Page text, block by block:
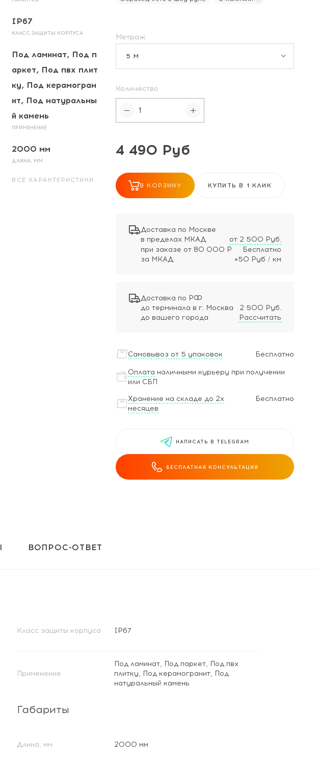
IP67
КЛАСС ЗАЩИТЫ КОРПУСА
Под ламинат, Под п
аркет, Под пвх плит
ку, Под керамогран
ит, Под натуральны
й камень
ПРИМЕНЕНИЕ
2000 мм
ДЛИНА, ММ
ВСЕ ХАРАКТЕРИСТИКИ
Метраж
5 М
Количество
4 490 Руб
В КОРЗИНУ КУПИТЬ В 1 КЛИК
Доставка по Москве
в пределах МКАД
от 2 500 Руб.
при заказе от 80 000 Р
Бесплатно
за МКАД
+50 Руб / км
Доставка по РФ
до терминала в г. Москва
2 500 Руб.
до вашего города
Рассчитать
Самовывоз от 5 упаковок Бесплатно
Оплата наличными курьеру при получении
или СБП
Хранение на складе до 2х
месяцев
Бесплатно
НАПИСАТЬ В TELEGRAM
БЕСПЛАТНАЯ КОНСУЛЬТАЦИЯ
ВОПРОС-ОТВЕТ
Класс защиты корпуса IP67
Применение
Под ламинат, Под паркет, Под пвх
плитку, Под керамогранит, Под
натуральный камень
Габариты
Длина, мм 2000 мм